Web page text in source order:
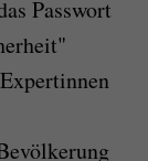
Passwort